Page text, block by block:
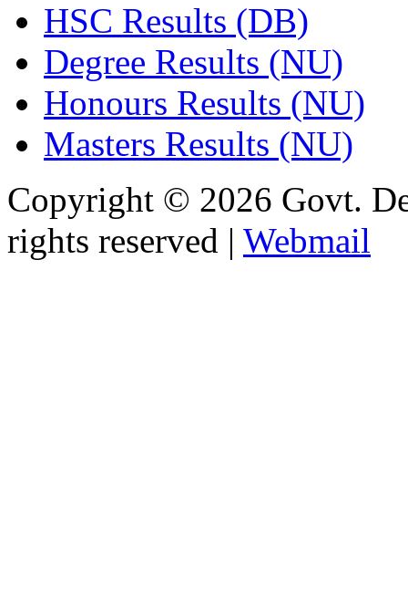
HSC Results (DB)
Degree Results (NU)
Honours Results (NU)
Masters Results (NU)
Copyright © 2026 Govt.
rights reserved | Webmail